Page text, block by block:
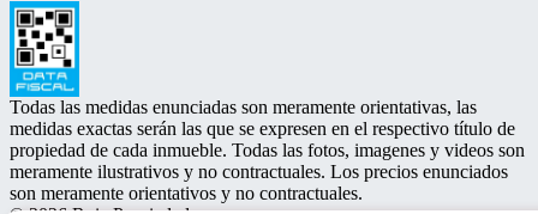
Todas las medidas enunciadas son meramente orientativas, las
medidas exactas serán las que se expresen en el respectivo título de
propiedad de cada inmueble. Todas las fotos, imagenes y videos son
meramente ilustrativos y no contractuales. Los precios enunciados
son meramente orientativos y no contractuales.